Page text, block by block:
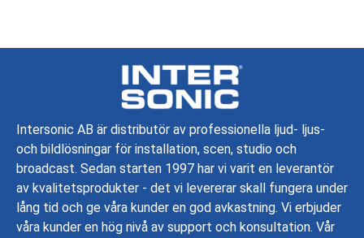
Intersonic AB är distributör av professionella ljud- ljus-
och bildlösningar för installation, scen, studio och
broadcast. Sedan starten 1997 har vi varit en leverantör
av kvalitetsprodukter - det vi levererar skall fungera under
lång tid och ge våra kunder en god avkastning. Vi erbjuder
våra kunder en hög nivå av support och konsultation. Vår